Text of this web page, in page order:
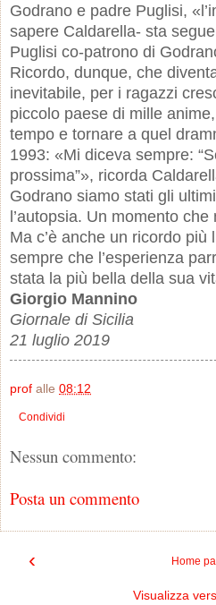
Godrano e padre Puglisi,
sapere Caldarella- sta
Puglisi co-patrono di
Ricordo, dunque, che
inevitabile, per i ragazzi
piccolo paese di mille
tempo e tornare a quel
1993: «Mi diceva sempre:
prossima”», ricorda
Godrano siamo stati gli
l’autopsia. Un momento
Ma c’è anche un ricordo più
sempre che l’esperienza
stata la più bella della sua
Giorgio Mannino
Giornale di Sicilia
21 luglio 2019
prof alle 08:12
Condividi
Nessun commento:
Posta un commento
‹ Home
Visualizza